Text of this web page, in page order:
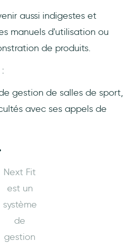
aussi indigestes et
manuels d'utilisation ou
de produits.
gestion de salles de sport,
avec ses appels de
Next Fit
est un
système
de
gestion